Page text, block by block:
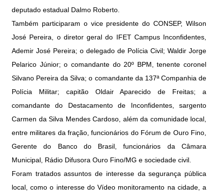
deputado estadual Dalmo Roberto.
Também participaram o vice presidente do CONSEP, Wilson
José Pereira, o diretor geral do IFET Campus Inconfidentes,
Ademir José Pereira; o delegado de Polícia Civil; Waldir Jorge
Pelarico Júnior; o comandante do 20º BPM, tenente coronel
Silvano Pereira da Silva; o comandante da 137ª Companhia de
Polícia Militar; capitão Oldair Aparecido de Freitas; a
comandante do Destacamento de Inconfidentes, sargento
Carmen da Silva Mendes Cardoso, além da comunidade local,
entre militares da fração, funcionários do Fórum de Ouro Fino,
Gerente do Banco do Brasil, funcionários da Câmara
Municipal, Rádio Difusora Ouro Fino/MG e sociedade civil.
Foram tratados assuntos de interesse da segurança pública
local, como o interesse do Vídeo monitoramento na cidade, a